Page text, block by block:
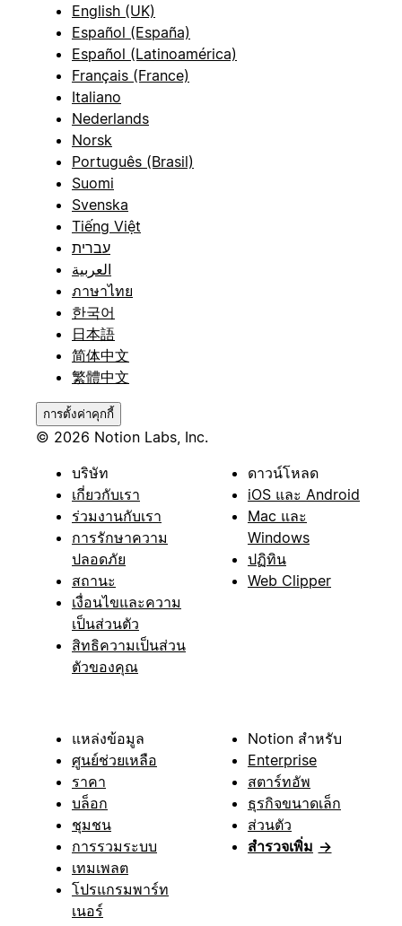
English (UK)
Español (España)
Español (Latinoamérica)
Français (France)
Italiano
Nederlands
Norsk
Português (Brasil)
Suomi
Svenska
Tiếng Việt
עברית
العربية
ภาษาไทย
한국어
日本語
简体中文
繁體中文
การตั้งค่าคุกกี้
© 2026 Notion Labs, Inc.
บริษัท
เกี่ยวกับเรา
ร่วมงานกับเรา
การรักษาความ
ปลอดภัย
สถานะ
เงื่อนไขและความ
เป็นส่วนตัว
สิทธิความเป็นส่วน
ตัวของคุณ
ดาวน์โหลด
iOS และ Android
Mac และ
Windows
ปฏิทิน
Web Clipper
แหล่งข้อมูล
ศูนย์ช่วยเหลือ
ราคา
บล็อก
ชุมชน
การรวมระบบ
เทมเพลต
โปรแกรมพาร์ท
เนอร์
Notion สำหรับ
Enterprise
สตาร์ทอัพ
ธุรกิจขนาดเล็ก
ส่วนตัว
สำรวจเพิ่ม →